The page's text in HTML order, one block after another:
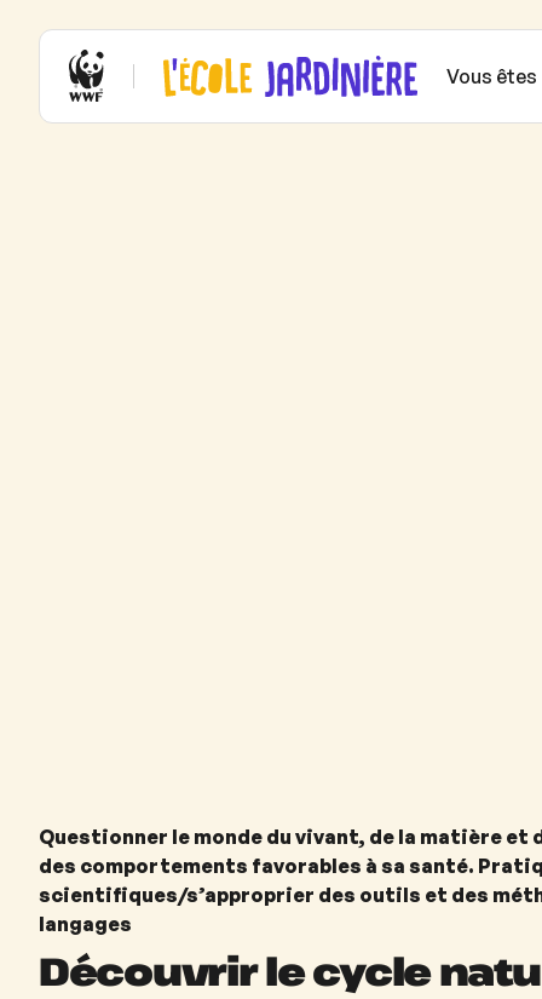
Vous êtes
Questionner le monde du vivant, de la matière et
des comportements favorables à sa santé.
scientifiques/s’approprier des outils et des
langages
Découvrir le cycle